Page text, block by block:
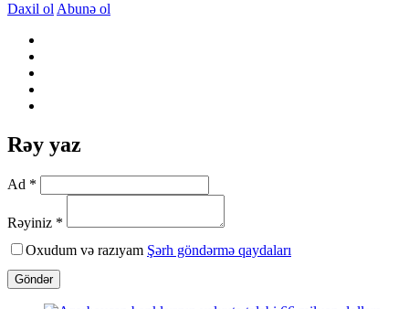
Daxil ol Abunə ol
Rəy yaz
Ad *
Rəyiniz *
Oxudum və razıyam Şərh göndərmə qaydaları
Göndər